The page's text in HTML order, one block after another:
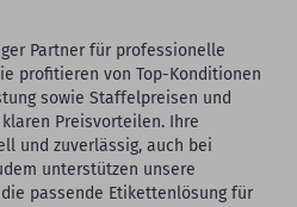
Partner für professionelle
profitieren von Top-Konditionen
sowie Staffelpreisen und
Preisvorteilen. Ihre
und zuverlässig, auch bei
unterstützen unsere
passende Etikettenlösung für